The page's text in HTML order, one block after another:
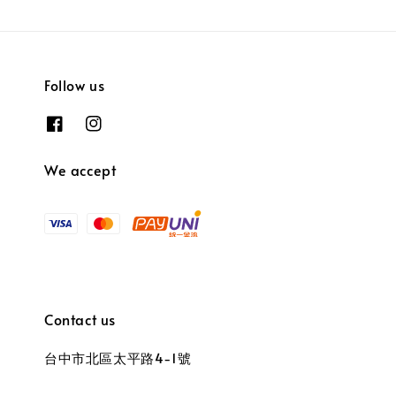
Follow us
We accept
Contact us
台中市北區太平路4-1號